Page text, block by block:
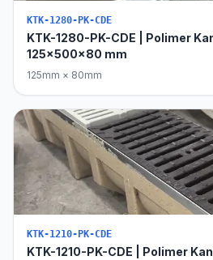
KTK-1280-PK-CDE
KTK-1280-PK-CDE | Polimer
125x500x80 mm
125mm × 80mm
KTK-1210-PK-CDE
KTK-1210-PK-CDE | Polimer